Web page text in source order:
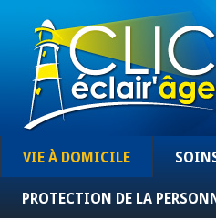
VIE À DOMICILE
PROTECTION DE LA